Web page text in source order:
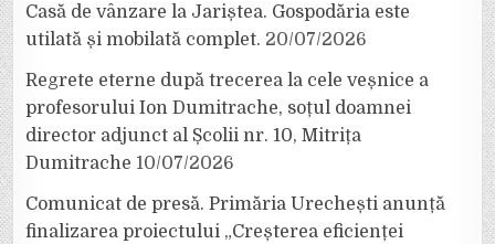
Casă de vânzare la Jariștea. Gospodăria este
utilată și mobilată complet. 20/07/2026
Regrete eterne după trecerea la cele veșnice a
profesorului Ion Dumitrache, soțul doamnei
director adjunct al Școlii nr. 10, Mitrița
Dumitrache 10/07/2026
Comunicat de presă. Primăria Urechești anunță
finalizarea proiectului „Creșterea eficienței